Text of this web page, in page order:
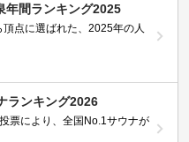
年間ランキング2025
点に選ばれた、2025年の人
ランキング2026
票により、全国No.1サウナが